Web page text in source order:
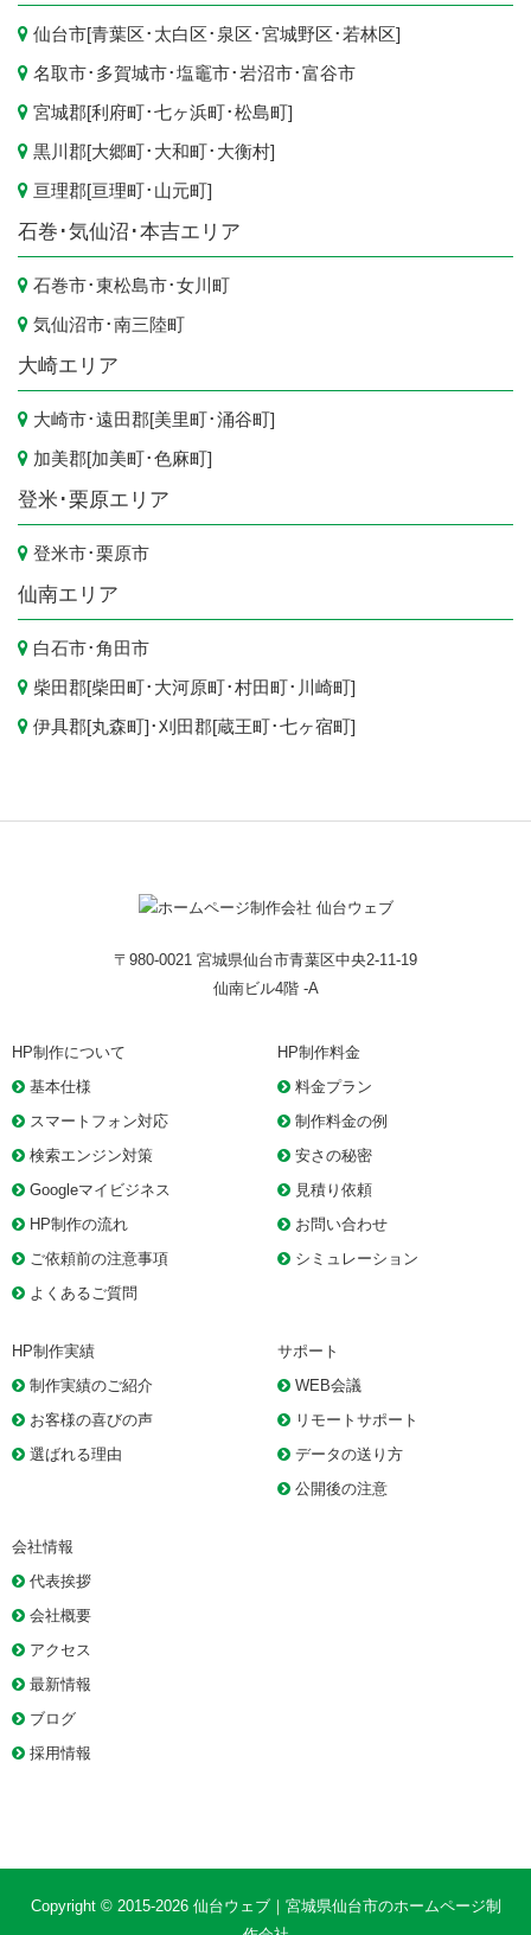
仙台市[青葉区 ･ 太白区 ･ 泉区 ･宮城野区 ･若林区]
名取市･ 多賀城市･塩竈市･岩沼市･富谷市
宮城郡[利府町･七ヶ浜町･松島町]
黒川郡[大郷町･ 大和町･ 大衡村]
亘理郡[亘理町･ 山元町]
石巻･気仙沼･本吉エリア
石巻市･東松島市･女川町
気仙沼市･南三陸町
大崎エリア
大崎市･遠田郡[美里町･涌谷町]
加美郡[加美町･色麻町]
登米･栗原エリア
登米市･栗原市
仙南エリア
白石市･角田市
柴田郡[柴田町･ 大河原町･村田町･ 川崎町]
伊具郡[丸森町]･刈田郡[蔵王町･七ヶ宿町]
〒980-0021 宮城県仙台市青葉区中央2-11-19
仙南ビル4階 -A
HP制作について
基本仕様
スマートフォン対応
検索エンジン対策
Googleマイビジネス
HP制作の流れ
ご依頼前の注意事項
よくあるご質問
HP制作料金
料金プラン
制作料金の例
安さの秘密
見積り依頼
お問い合わせ
シミュレーション
HP制作実績
制作実績のご紹介
お客様の喜びの声
選ばれる理由
サポート
WEB会議
リモートサポート
データの送り方
公開後の注意
会社情報
代表挨拶
会社概要
アクセス
最新情報
ブログ
採用情報
Copyright © 2015-2026 仙台ウェブ｜宮城県仙台市のホームページ制